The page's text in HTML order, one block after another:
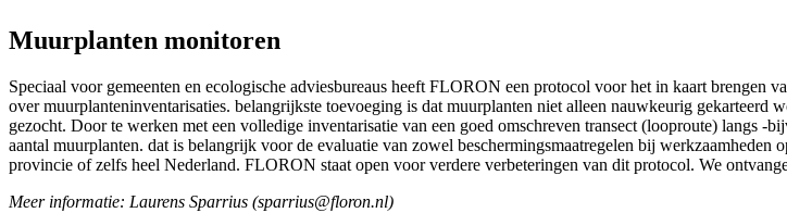
Muurplanten monitoren
Speciaal voor gemeenten en ecologische adviesbureaus heeft FLORON een protocol voor het in kaart brengen
over muurplanteninventarisaties. belangrijkste toevoeging is dat muurplanten niet alleen nauwkeurig
gezocht. Door te werken met een volledige inventarisatie van een goed omschreven transect (looproute) langs
aantal muurplanten. dat is belangrijk voor de evaluatie van zowel beschermingsmaatregelen bij werkzaamheden
provincie of zelfs heel Nederland. FLORON staat open voor verdere verbeteringen van dit protocol. We
Meer informatie: Laurens Sparrius (sparrius@floron.nl)